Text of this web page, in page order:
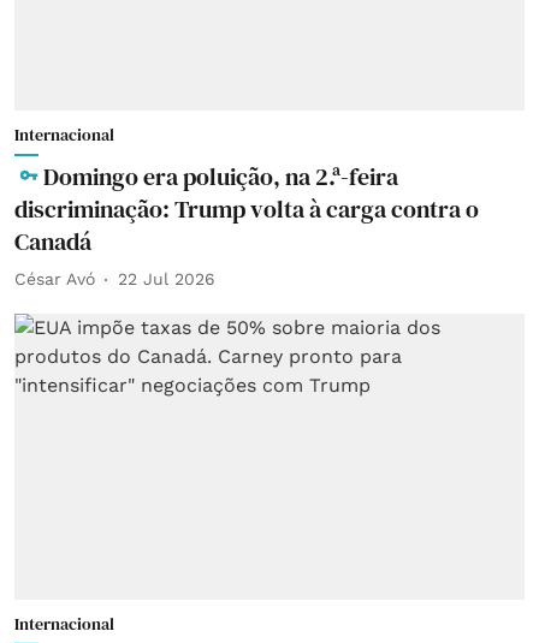
Internacional
Domingo era poluição, na 2.ª-feira
discriminação: Trump volta à carga contra o
Canadá
César Avó 22 Jul 2026
Internacional